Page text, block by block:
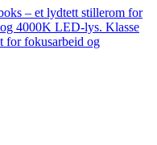
– et lydtett stillerom for
4000K LED-lys. Klasse
for fokusarbeid og